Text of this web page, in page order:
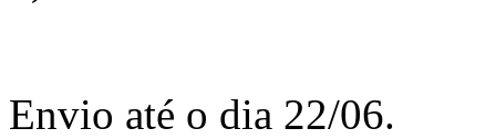
Envio até o dia 22/06.